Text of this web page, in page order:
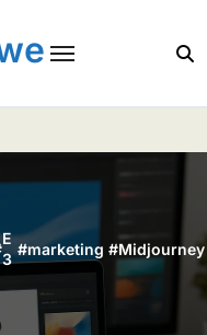
E
3
#marketing #Midjourney